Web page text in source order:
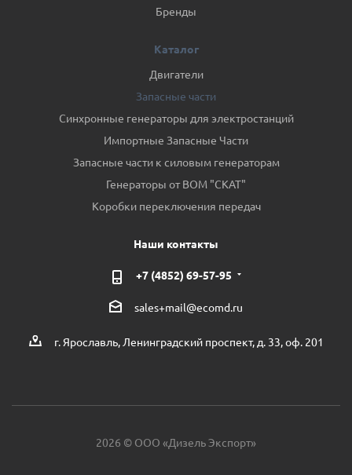
Бренды
Каталог
Двигатели
Запасные части
Синхронные генераторы для электростанций
Импортные Запасные Части
Запасные части к силовым генераторам
Генераторы от ВОМ "СКАТ"
Коробки переключения передач
Наши контакты
+7 (4852) 69-57-95
sales+mail@ecomd.ru
г. Ярославль, Ленинградский проспект, д. 33, оф. 201
2026 © ООО «Дизель Экспорт»